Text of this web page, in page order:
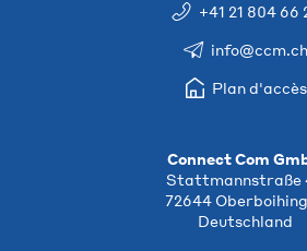
+41 21 804 66
info@ccm.ch
Plan d'accès
Connect Com
Stattmannstraße
72644
Deutschland